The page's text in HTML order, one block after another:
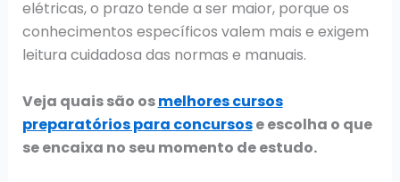
elétricas, o prazo tende a ser maior, porque os
conhecimentos específicos valem mais e exigem
leitura cuidadosa das normas e manuais.
Veja quais são osmelhores cursos
preparatórios para concursose escolha o que
se encaixa no seu momento de estudo.